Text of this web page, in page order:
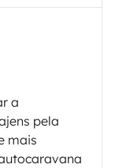
a
pela
mais